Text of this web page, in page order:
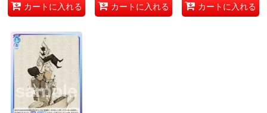
カートに入れる カートに入れる カートに入れる